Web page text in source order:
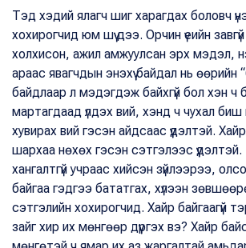
Тэд хэдий ялагч шиг харагдах боловч
хохирогчид юм шүү дээ. Орчин үеийн
холхисон, ажил амжуулсан эрх мэдэл,
араас явагчдын энэхүү байдал нь өөрийн
байдлаар л мэдэгдэж байхгүй бол хэн
мартагдаад үлдэх вий, хэнд ч чухал
хувирах вий гэсэн айдсаас үүдэлтэй.
шархаа нөхөх гэсэн сэтгэлээс
хангалтгүй учраас хийсэн зүйлээрээ,
байгаа гэдгээ бататгах, хүлээн
сэтгэлийн хохирогчид. Хайр байгаагүй
зайг хир их мөнгөөр дүүргэх вэ? Хайр